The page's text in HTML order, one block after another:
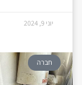
יוני 9, 2024
חברה